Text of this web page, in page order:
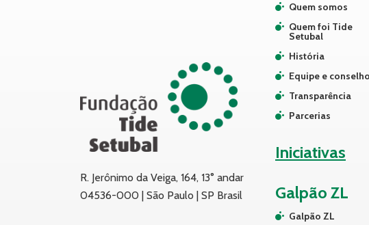
R. Jerônimo da Veiga, 164, 13° andar
04536-000 | São Paulo | SP Brasil
Quem somos
Quem foi Tide
Setubal
História
Equipe e conselho
Transparência
Parcerias
Iniciativas
Galpão ZL
Galpão ZL